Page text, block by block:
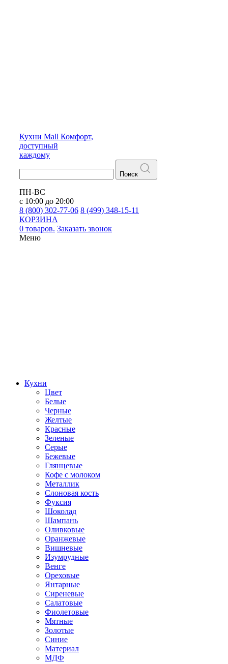
Кухни Mall Комфорт,
доступный
каждому
Поиск
ПН-ВС
с 10:00 до 20:00
8 (800) 302-77-06 8 (499) 348-15-11
КОРЗИНА
0 товаров. Заказать звонок
Меню
Кухни
Цвет
Белые
Черные
Желтые
Красные
Зеленые
Серые
Бежевые
Глянцевые
Кофе с молоком
Металлик
Слоновая кость
Фуксия
Шоколад
Шампань
Оливковые
Оранжевые
Вишневые
Изумрудные
Венге
Ореховые
Янтарные
Сиреневые
Салатовые
Фиолетовые
Мятные
Золотые
Синие
Материал
МДФ